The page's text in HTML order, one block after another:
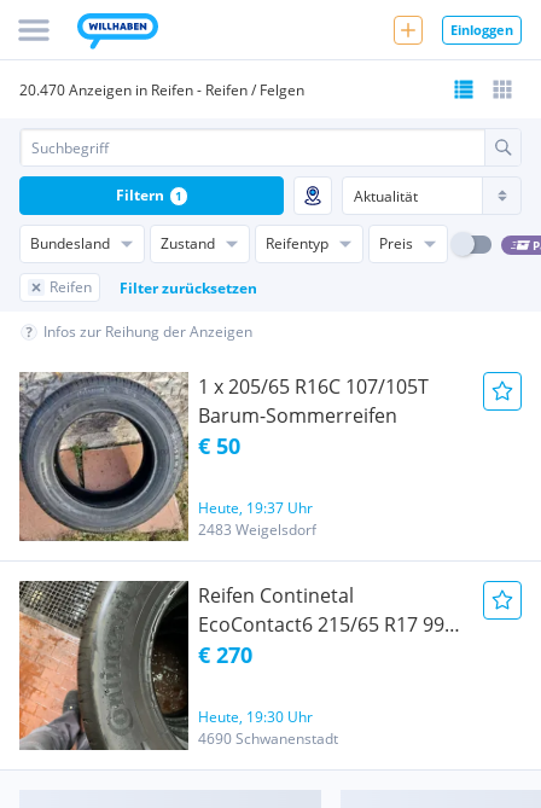
Einloggen
20.470 Anzeigen in Reifen - Reifen / Felgen
Bundesland Zustand Reifentyp Preis
Reifen Filter zurücksetzen
Filtern 1
Infos zur Reihung der Anzeigen
1 x 205/65 R16C 107/105T
Barum-Sommerreifen
€ 50
Heute, 19:37 Uhr
2483 Weigelsdorf
Reifen Continetal
EcoContact6 215/65 R17 99V
DOT2720
€ 270
Heute, 19:30 Uhr
4690 Schwanenstadt